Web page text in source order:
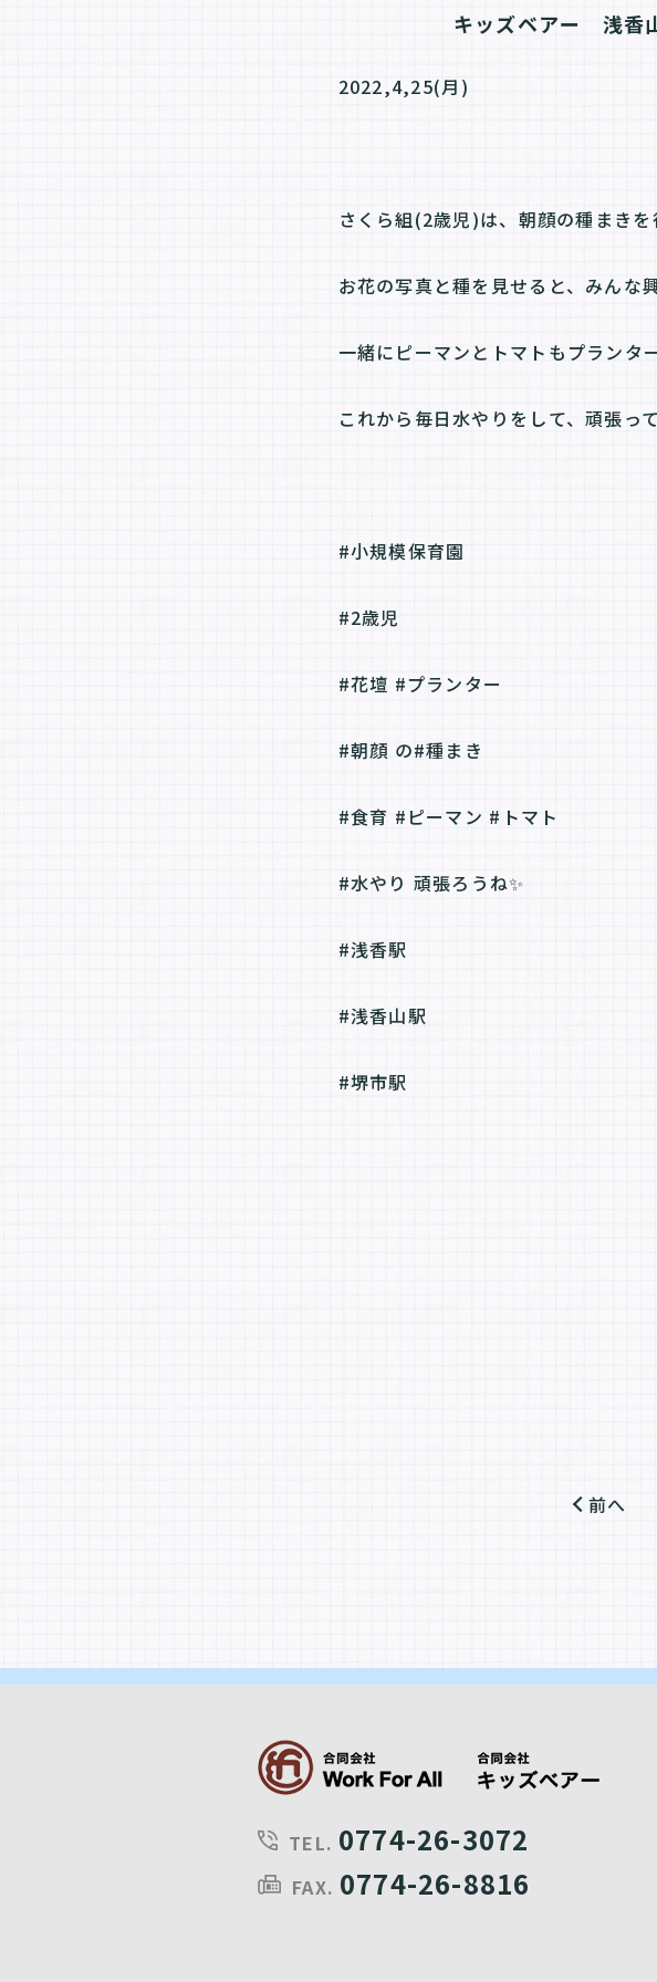
キッズベアー　浅香
2022,4,25(月)
さくら組(2歳児)は、朝顔の種まき
お花の写真と種を見せると、みんな
一緒にピーマンとトマトもプランタ
これから毎日水やりをして、頑張っ
#小規模保育園
#2歳児
#花壇 #プランター
#朝顔 の#種まき
#食育 #ピーマン #トマト
#水やり 頑張ろうね✨
#浅香駅
#浅香山駅
#堺市駅
前へ
TEL. 0774-26-3072
FAX. 0774-26-8816